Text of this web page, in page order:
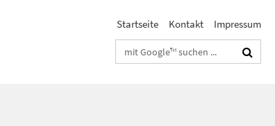
Startseite Kontakt
Impressum
Suchbegriffe